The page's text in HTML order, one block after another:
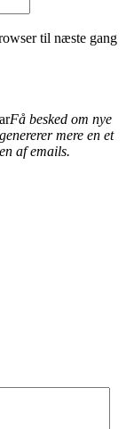
til næste gang
Få besked om nye
mere en et
af emails.